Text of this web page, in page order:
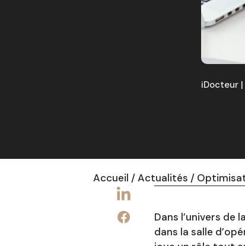
iDocteur
Accueil /Actualités /
Dans l’univers
dans la salle